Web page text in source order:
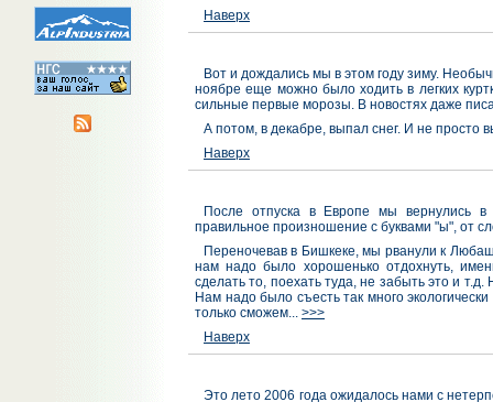
Наверх
Вот и дождались мы в этом году зиму.
ноябре еще можно было ходить в легких
сильные первые морозы. В новостях даже
А потом, в декабре, выпал снег. И не просто
Наверх
После отпуска в Европе мы вернулись в
правильное произношение с буквами "ы", от
Переночевав в Бишкеке, мы рванули к
нам надо было хорошенько отдохнуть,
сделать то, поехать туда, не забыть это и
Нам надо было съесть так много
только сможем... >>>
Наверх
Это лето 2006 года ожидалось нами с